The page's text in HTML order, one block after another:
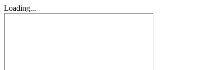
Loading...